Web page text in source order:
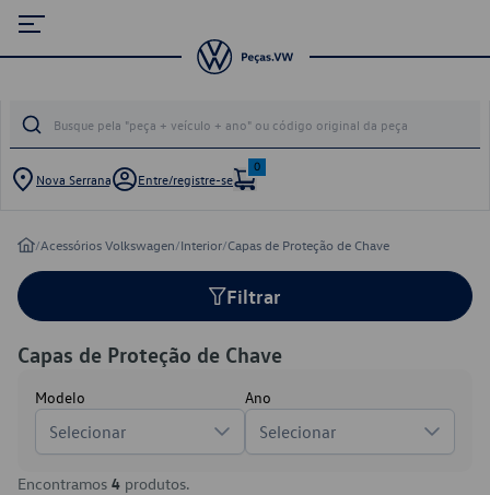
Nova Serrana Entre/registre-se
0
/Acessórios Volkswagen/Interior/Capas de Proteção de Chave
Filtrar
Capas de Proteção de Chave
Modelo
Selecionar
Ano
Selecionar
Encontramos 4 produtos.